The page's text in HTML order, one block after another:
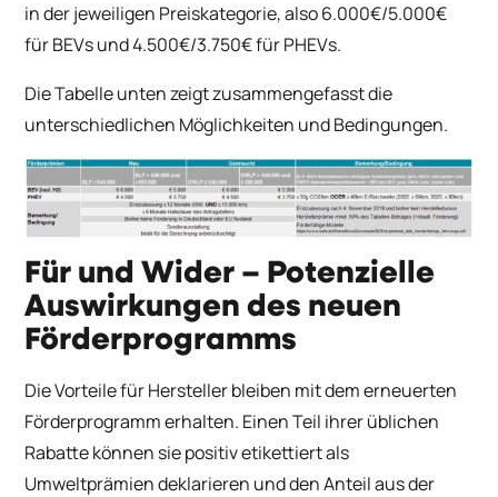
in der jeweiligen Preiskategorie, also 6.000€/5.000€
für BEVs und 4.500€/3.750€ für PHEVs.
Die Tabelle unten zeigt zusammengefasst die
unterschiedlichen Möglichkeiten und Bedingungen.
Für und Wider – Potenzielle
Auswirkungen des neuen
Förderprogramms
Die Vorteile für Hersteller bleiben mit dem erneuerten
Förderprogramm erhalten. Einen Teil ihrer üblichen
Rabatte können sie positiv etikettiert als
Umweltprämien deklarieren und den Anteil aus der